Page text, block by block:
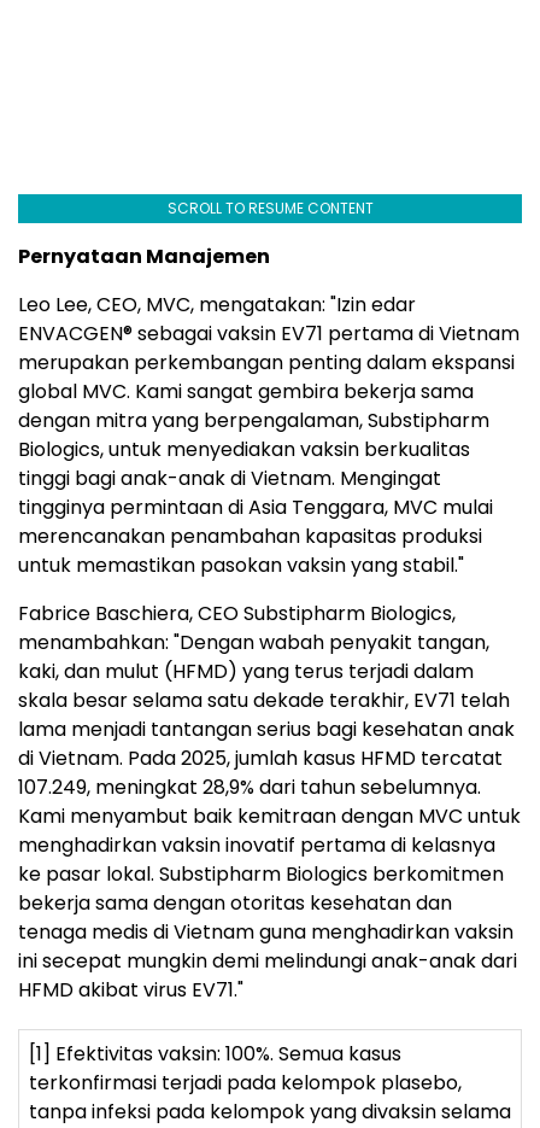
SCROLL TO RESUME CONTENT
Pernyataan Manajemen
Leo Lee, CEO, MVC, mengatakan: "Izin edar
ENVACGEN® sebagai vaksin EV71 pertama di Vietnam
merupakan perkembangan penting dalam ekspansi
global MVC. Kami sangat gembira bekerja sama
dengan mitra yang berpengalaman, Substipharm
Biologics, untuk menyediakan vaksin berkualitas
tinggi bagi anak-anak di Vietnam. Mengingat
tingginya permintaan di Asia Tenggara, MVC mulai
merencanakan penambahan kapasitas produksi
untuk memastikan pasokan vaksin yang stabil."
Fabrice Baschiera, CEO Substipharm Biologics,
menambahkan: "Dengan wabah penyakit tangan,
kaki, dan mulut (HFMD) yang terus terjadi dalam
skala besar selama satu dekade terakhir, EV71 telah
lama menjadi tantangan serius bagi kesehatan anak
di Vietnam. Pada 2025, jumlah kasus HFMD tercatat
107.249, meningkat 28,9% dari tahun sebelumnya.
Kami menyambut baik kemitraan dengan MVC untuk
menghadirkan vaksin inovatif pertama di kelasnya
ke pasar lokal. Substipharm Biologics berkomitmen
bekerja sama dengan otoritas kesehatan dan
tenaga medis di Vietnam guna menghadirkan vaksin
ini secepat mungkin demi melindungi anak-anak dari
HFMD akibat virus EV71."
[1] Efektivitas vaksin: 100%. Semua kasus
terkonfirmasi terjadi pada kelompok plasebo,
tanpa infeksi pada kelompok yang divaksin selama